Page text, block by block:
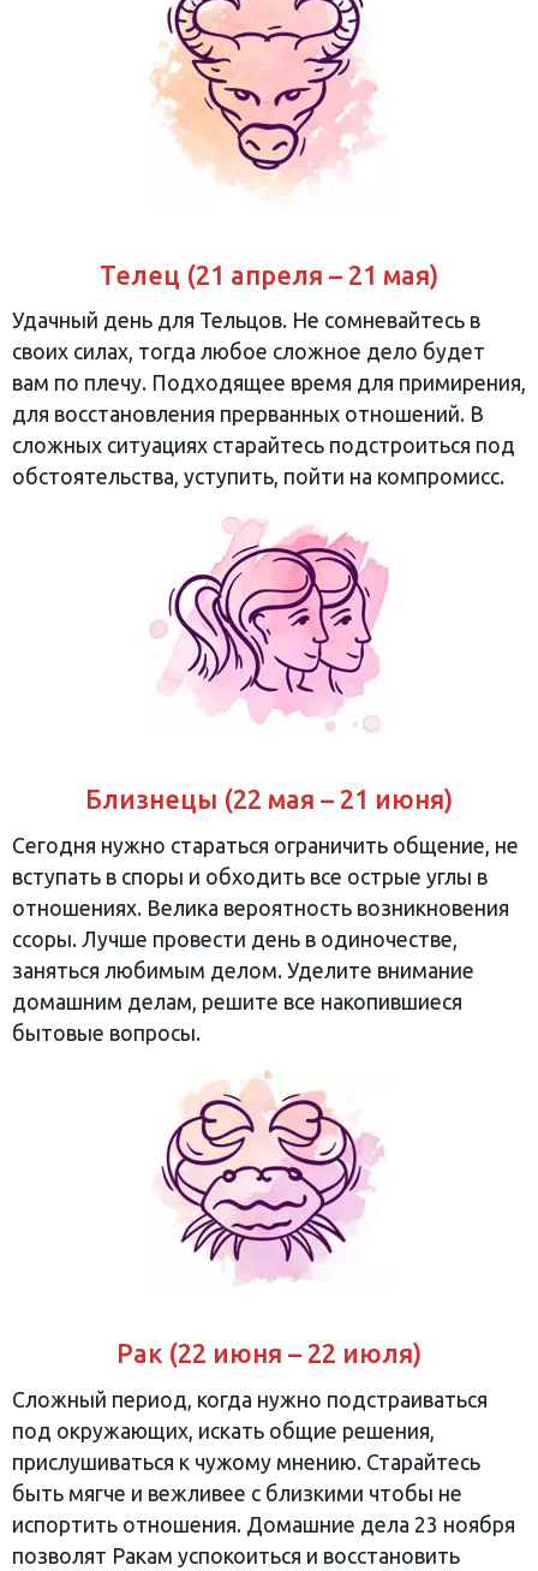
Телец (21 апреля – 21 мая)
Удачный день для Тельцов. Не сомневайтесь в
своих силах, тогда любое сложное дело будет
вам по плечу. Подходящее время для примирения,
для восстановления прерванных отношений. В
сложных ситуациях старайтесь подстроиться под
обстоятельства, уступить, пойти на компромисс.
Близнецы (22 мая – 21 июня)
Сегодня нужно стараться ограничить общение, не
вступать в споры и обходить все острые углы в
отношениях. Велика вероятность возникновения
ссоры. Лучше провести день в одиночестве,
заняться любимым делом. Уделите внимание
домашним делам, решите все накопившиеся
бытовые вопросы.
Рак (22 июня – 22 июля)
Сложный период, когда нужно подстраиваться
под окружающих, искать общие решения,
прислушиваться к чужому мнению. Старайтесь
быть мягче и вежливее с близкими чтобы не
испортить отношения. Домашние дела 23 ноября
позволят Ракам успокоиться и восстановить